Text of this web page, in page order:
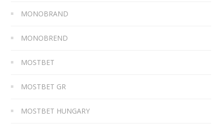
MONOBRAND
MONOBREND
MOSTBET
MOSTBET GR
MOSTBET HUNGARY